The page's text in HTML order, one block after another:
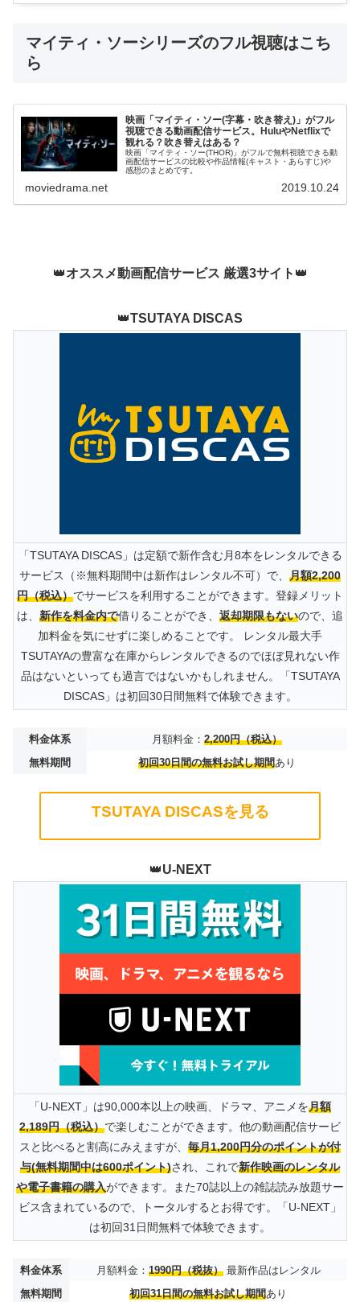
マイティ・ソーシリーズのフル視聴はこち
ら
映画「マイティ・ソー(字幕・吹き替え)」がフル
視聴できる動画配信サービス。HuluやNetflixで
観れる？吹き替えはある？
映画「マイティ・ソー(THOR)」がフルで無料視聴できる動
画配信サービスの比較や作品情報(キャスト・あらすじ)や
感想のまとめです。
moviedrama.net 2019.10.24
👑オススメ動画配信サービス 厳選3サイト 👑
👑TSUTAYA DISCAS
「TSUTAYA DISCAS」は定額で新作含む月8本をレンタルできる
サービス（※無料期間中は新作はレンタル不可）で、 月額2,200
円（税込）でサービスを利用することができます。登録メリット
は、 新作を料金内で借りることができ、 返却期限もないので、追
加料金を気にせずに楽しめることです。 レンタル最大手
TSUTAYAの豊富な在庫からレンタルできるのでほぼ見れない作
品はないといっても過言ではないかもしれません。「TSUTAYA
DISCAS」は初回30日間無料で体験できます。
料金体系 月額料金： 2,200円（税込）
無料期間
初回30日間の無料お試し期間あり
TSUTAYA DISCASを見る
👑U-NEXT
「U-NEXT」は90,000本以上の映画、ドラマ、アニメを月額
2,189円（税込）で楽しむことができます。他の動画配信サービ
スと比べると割高にみえますが、 毎月1,200円分のポイントが付
与(無料期間中は600ポイント)され、これで新作映画のレンタル
や電子書籍の購入ができます。また70誌以上の雑誌読み放題サー
ビス含まれているので、トータルするとお得です。「U-NEXT」
は初回31日間無料で体験できます。
料金体系 月額料金： 1990円（税抜）最新作品はレンタル
無料期間
初回31日間の無料お試し期間あり